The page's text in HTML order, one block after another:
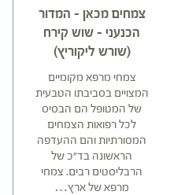
צמחים מכאן – המדור
הכנעני – שוש קירח
(שורש ליקוריץ)
צמחי מרפא מקומיים
המצויים בסביבתו הטבעית
של המטופל הם הבסיס
לכל רפואות הצמחים
המסורתיות והם ההעדפה
הראשונה בד"כ של
הרבליסטים רבים. צמחי
מרפא של ארץ…